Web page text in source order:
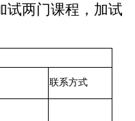
试两门课程，加试
联系方式